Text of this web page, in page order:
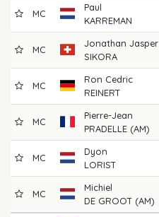
MC
Paul
KARREMAN
MC
Jonathan Jasper
SIKORA
MC
Ron Cedric
REINERT
MC
Pierre-Jean
PRADELLE (AM)
MC
Dyon
LORIST
MC
Michiel
DE GROOT (AM)